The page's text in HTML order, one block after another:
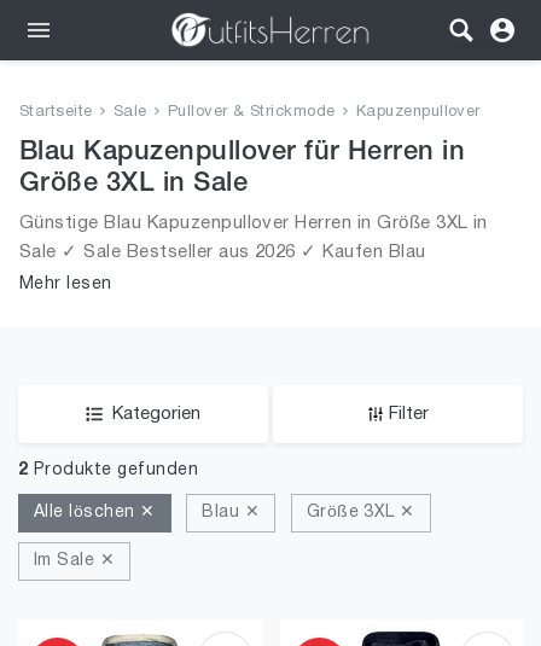
Bekleidung
Schuhe
Startseite Sale Pullover & Strickmode Kapuzenpullover
Blau Kapuzenpullover für Herren in
Größe 3XL in Sale
Günstige Blau Kapuzenpullover Herren in Größe 3XL in
Sale ✓ Sale Bestseller aus 2026 ✓ Kaufen Blau
Kapuzenpullover für Männer in Größe 3XL in Sale!
Mehr lesen
Kategorien Filter
2 Produkte gefunden
Alle löschen ✕ Blau ✕ Größe 3XL ✕
Im Sale ✕